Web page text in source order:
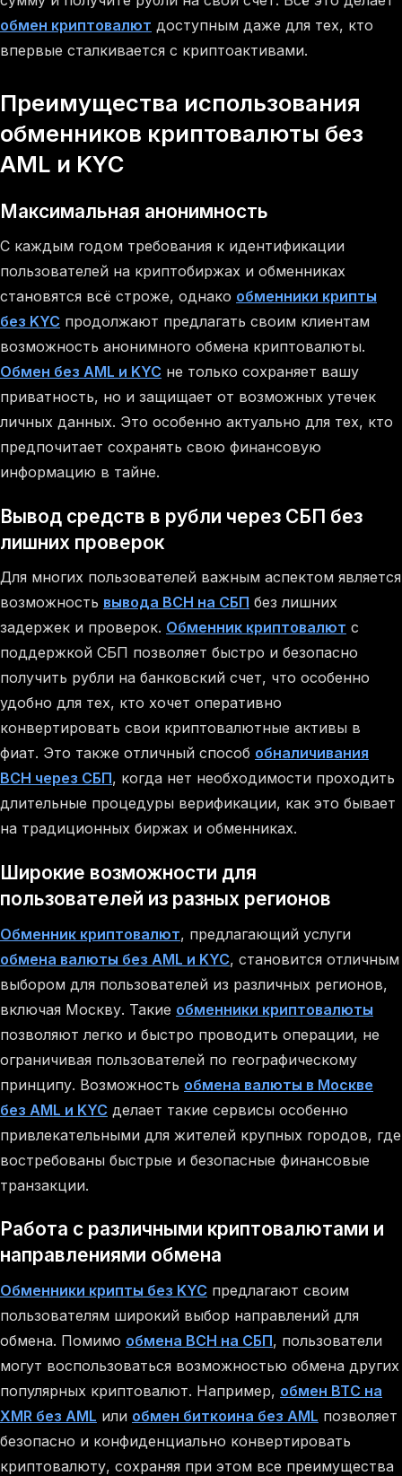
обмен криптовалют доступным даже для тех, кто
впервые сталкивается с криптоактивами.
Преимущества использования
обменников криптовалюты без
AML и KYC
Максимальная анонимность
С каждым годом требования к идентификации
пользователей на криптобиржах и обменниках
становятся всё строже, однако обменники крипты
без KYC продолжают предлагать своим клиентам
возможность анонимного обмена криптовалюты.
Обмен без AML и KYC не только сохраняет вашу
приватность, но и защищает от возможных утечек
личных данных. Это особенно актуально для тех, кто
предпочитает сохранять свою финансовую
информацию в тайне.
Вывод средств в рубли через СБП без
лишних проверок
Для многих пользователей важным аспектом является
возможность вывода BCH на СБП без лишних
задержек и проверок. Обменник криптовалют с
поддержкой СБП позволяет быстро и безопасно
получить рубли на банковский счет, что особенно
удобно для тех, кто хочет оперативно
конвертировать свои криптовалютные активы в
фиат. Это также отличный способ обналичивания
BCH через СБП, когда нет необходимости проходить
длительные процедуры верификации, как это бывает
на традиционных биржах и обменниках.
Широкие возможности для
пользователей из разных регионов
Обменник криптовалют, предлагающий услуги
обмена валюты без AML и KYC, становится отличным
выбором для пользователей из различных регионов,
включая Москву. Такие обменники криптовалюты
позволяют легко и быстро проводить операции, не
ограничивая пользователей по географическому
принципу. Возможность обмена валюты в Москве
без AML и KYC делает такие сервисы особенно
привлекательными для жителей крупных городов, где
востребованы быстрые и безопасные финансовые
транзакции.
Работа с различными криптовалютами и
направлениями обмена
Обменники крипты без KYC предлагают своим
пользователям широкий выбор направлений для
обмена. Помимо обмена BCH на СБП, пользователи
могут воспользоваться возможностью обмена других
популярных криптовалют. Например, обмен BTC на
XMR без AML или обмен биткоина без AML позволяет
безопасно и конфиденциально конвертировать
криптовалюту, сохраняя при этом все преимущества